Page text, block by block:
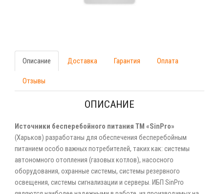
Описание Доставка Гарантия Оплата
Отзывы
ОПИСАНИЕ
Источники бесперебойного питания ТМ «SinPro»
(Харьков) разработаны для обеспечения бесперебойным
питанием особо важных потребителей, таких как: системы
автономного отопления (газовых котлов), насосного
оборудования, охранные системы, системы резервного
освещения, системы сигнализации и серверы. ИБП SinPro